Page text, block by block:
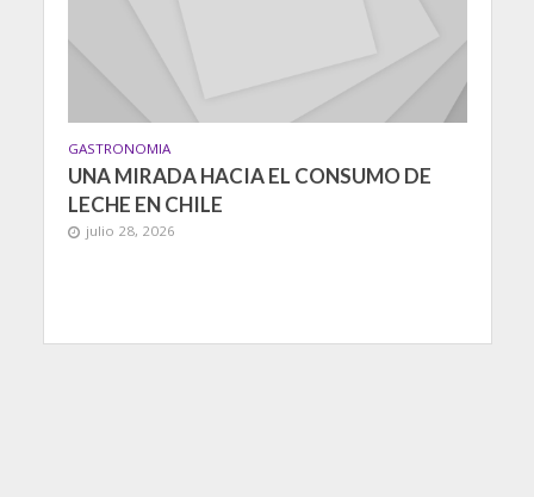
GASTRONOMIA
UNA MIRADA HACIA EL CONSUMO DE
LECHE EN CHILE
julio 28, 2026